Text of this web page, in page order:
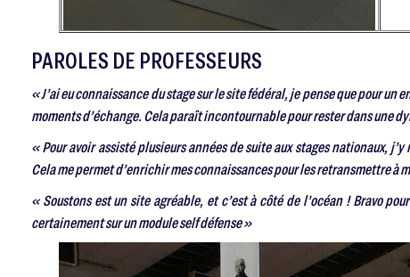
PAROLES DE PROFESSEURS
« J’ai eu connaissance du stage sur le site fédéral, je pense que pour
moments d’échange. Cela paraît incontournable pour rester dans une
« Pour avoir assisté plusieurs années de suite aux stages nationaux,
Cela me permet d’enrichir mes connaissances pour les retransmettre à
« Soustons est un site agréable, et c’est à côté de l’océan ! Bravo
certainement sur un module self défense »